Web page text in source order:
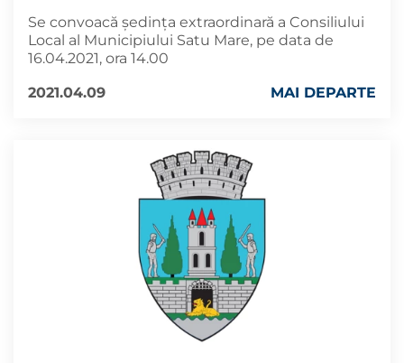
Se convoacă ședința extraordinară a Consiliului
Local al Municipiului Satu Mare, pe data de
16.04.2021, ora 14.00
2021.04.09
MAI DEPARTE